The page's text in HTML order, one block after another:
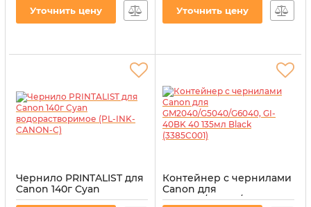
PL-INK-CANON-Y
Уточнить цену
PL-INK-CANON-M
Уточнить цену
Чернило PRINTALIST для
Canon 140г Cyan
водорастворимое (PL-
Контейнер с чернилами
Canon для
GM2040/G5040/G6040, GI-